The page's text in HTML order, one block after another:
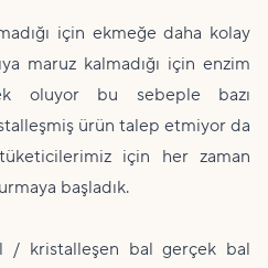
için ekmeğe daha kolay
maruz kalmadığı için enzim
oluyor bu sebeple bazı
ürün talep etmiyor da
için her zaman
başladık.
/ kristalleşen bal gerçek bal